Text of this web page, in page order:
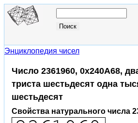
Энциклопедия чисел
Число 2361960, 0x240A68,
триста шестьдесят одна
шестьдесят
Свойства натурального числа